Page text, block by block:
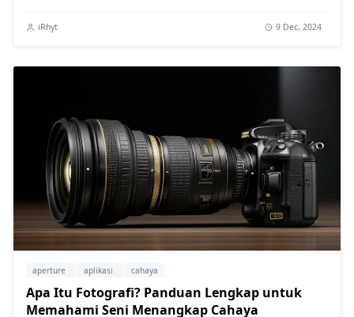
iRhyt 9 Dec, 2024
aperture aplikasi cahaya
Apa Itu Fotografi? Panduan Lengkap untuk
Memahami Seni Menangkap Cahaya